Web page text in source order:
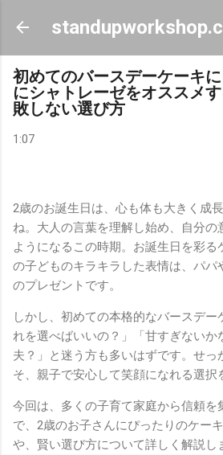
スキップしてメイン コンテ
初めてのバースデーケーキ
にシャトレーゼをオススメ
敗しない選び方
1:07
2歳のお誕生日は、心も体も大きく成
ね。大人の言葉を理解し始め、自分の
ようになるこの時期。お誕生日を彩る
の子どものキラキラした表情は、パパ
のプレゼントです。
しかし、初めての本格的なバースデ
れを選べばいいの？」「甘すぎないか
夫？」と迷う方も多いはずです。せっ
そ、親子で安心して笑顔になれる選択
今回は、多くの子育て家庭から信頼を
で、2歳のお子さんにぴったりのケー
や、賢い選び方について詳しく解説し